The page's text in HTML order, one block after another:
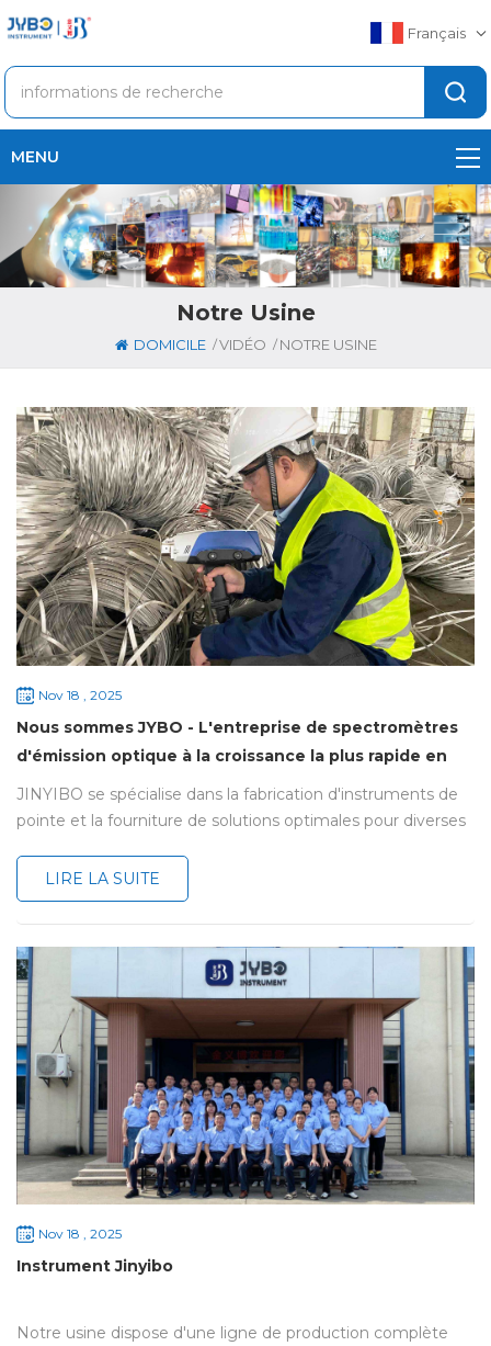
Français
MENU
Notre Usine
DOMICILE /VIDÉO / NOTRE USINE
Nov 18 , 2025
Nous sommes JYBO - L'entreprise de spectromètres
d'émission optique à la croissance la plus rapide en
Chine !
JINYIBO se spécialise dans la fabrication d'instruments de
pointe et la fourniture de solutions optimales pour diverses
permettant ainsi aux utilisateurs de mieux comprendre une
large gamme de matériaux, des polymères aux produits
miniers, en passant par les métaux et les composants. Sa
gamme de produits comprend notamment des
spectromètres d'émissio...
LIRE LA SUITE
Nov 18 , 2025
Instrument Jinyibo
Notre usine dispose d'une ligne de production complète